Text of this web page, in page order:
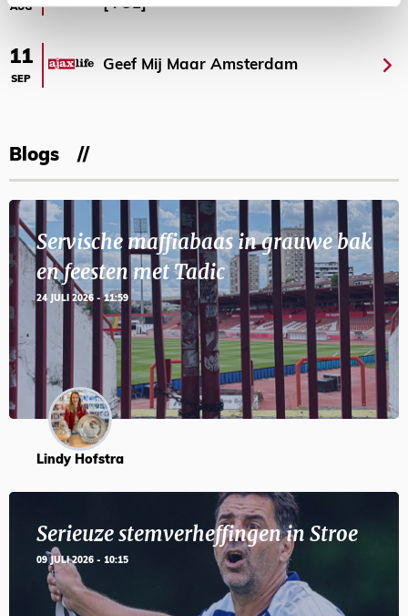
AUG
[VOL]
11
SEP
Geef Mij Maar Amsterdam
Blogs
Servische maffiabaas in grauwe bak
en feesten met Tadic
24 JULI 2026 - 11:59
Lindy Hofstra
Serieuze stemverheffingen in Stroe
09 JULI 2026 - 10:15